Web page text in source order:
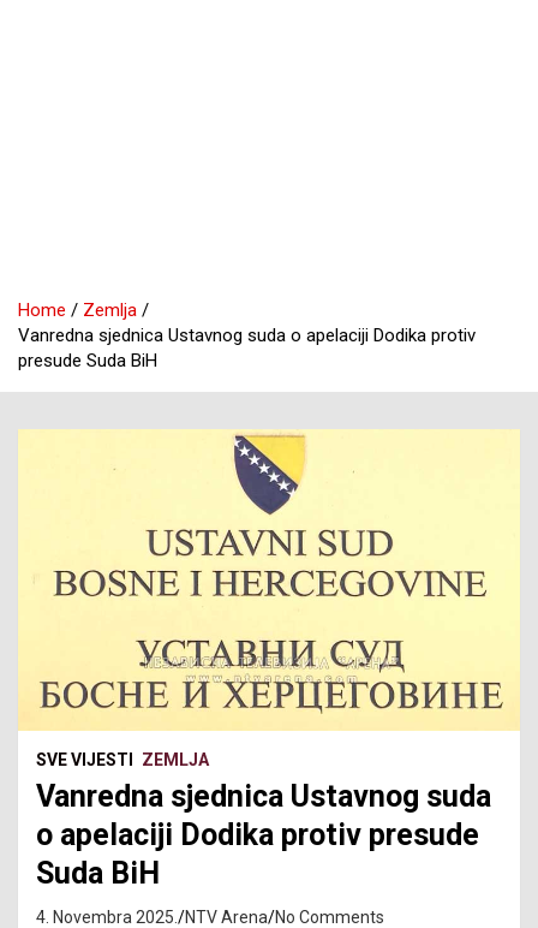
Home
Zemlja
Vanredna sjednica Ustavnog suda o apelaciji Dodika protiv
presude Suda BiH
SVE VIJESTI ZEMLJA
Vanredna sjednica Ustavnog suda
o apelaciji Dodika protiv presude
Suda BiH
4. Novembra 2025. NTV Arena No Comments